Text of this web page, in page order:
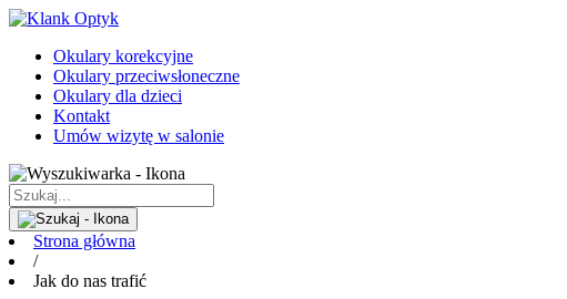
Okulary korekcyjne
Okulary przeciwsłoneczne
Okulary dla dzieci
Kontakt
Umów wizytę w salonie
Strona główna
/
Jak do nas trafić